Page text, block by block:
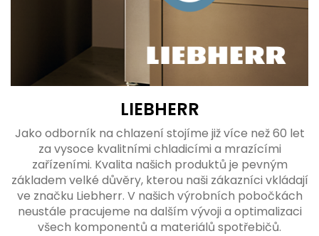
LIEBHERR
Jako odborník na chlazení stojíme již více než 60 let
za vysoce kvalitními chladicími a mrazícími
zařízeními. Kvalita našich produktů je pevným
základem velké důvěry, kterou naši zákazníci vkládají
ve značku Liebherr. V našich výrobních pobočkách
neustále pracujeme na dalším vývoji a optimalizaci
všech komponentů a materiálů spotřebičů.